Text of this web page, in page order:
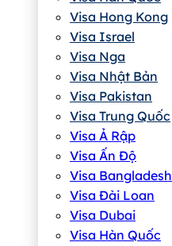
Visa Hong Kong
Visa Israel
Visa Nga
Visa Nhật Bản
Visa Pakistan
Visa Trung Quốc
Visa Ả Rập
Visa Ấn Độ
Visa Bangladesh
Visa Đài Loan
Visa Dubai
Visa Hàn Quốc